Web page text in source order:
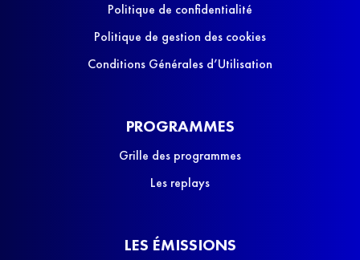
Politique de confidentialité
Politique de gestion des cookies
Conditions Générales d’Utilisation
PROGRAMMES
Grille des programmes
Les replays
LES ÉMISSIONS